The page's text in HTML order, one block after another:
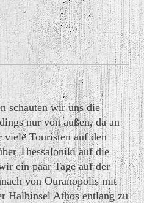
schauten wir uns die
nur von außen, da an
viele Touristen auf den
Thessaloniki auf die
ein paar Tage auf der
von Ouranopolis mit
Halbinsel Athos entlang zu